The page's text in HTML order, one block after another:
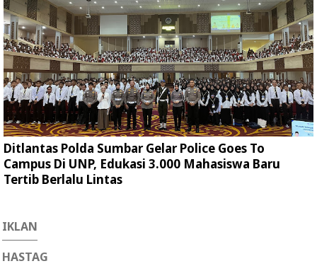
Ditlantas Polda Sumbar Gelar Police Goes To
Campus Di UNP, Edukasi 3.000 Mahasiswa Baru
Tertib Berlalu Lintas
IKLAN
HASTAG